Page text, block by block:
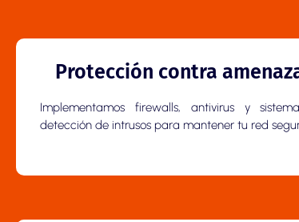
Protección contra
Implementamos firewalls, antivirus y
detección de intrusos para mantener tu red